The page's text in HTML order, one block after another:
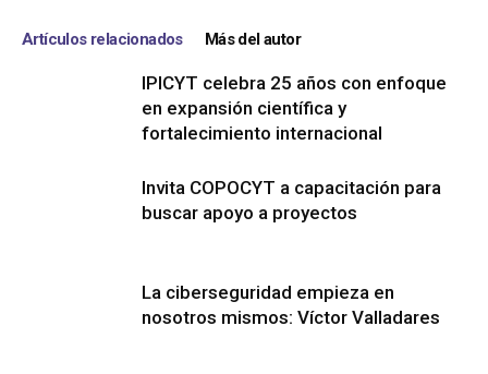
Artículos relacionados Más del autor
IPICYT celebra 25 años con enfoque
en expansión científica y
fortalecimiento internacional
Invita COPOCYT a capacitación para
buscar apoyo a proyectos
La ciberseguridad empieza en
nosotros mismos: Víctor Valladares